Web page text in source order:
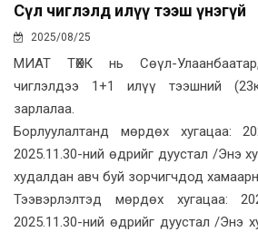
Сөүл чиглэлд илүү тээш үнэгүй
2025/08/25
МИАТ ТӨХК нь Сөүл-
чиглэлдээ 1+1 илүү тээшний
зарлалаа.
Борлуулалтанд мөрдөх хугацаа:
2025.11.30-ний өдрийг дуустал /Энэ
худалдан авч буй зорчигчдод
Тээвэрлэлтэд мөрдөх хугацаа:
2025.11.30-ний өдрийг дуустал /Энэ